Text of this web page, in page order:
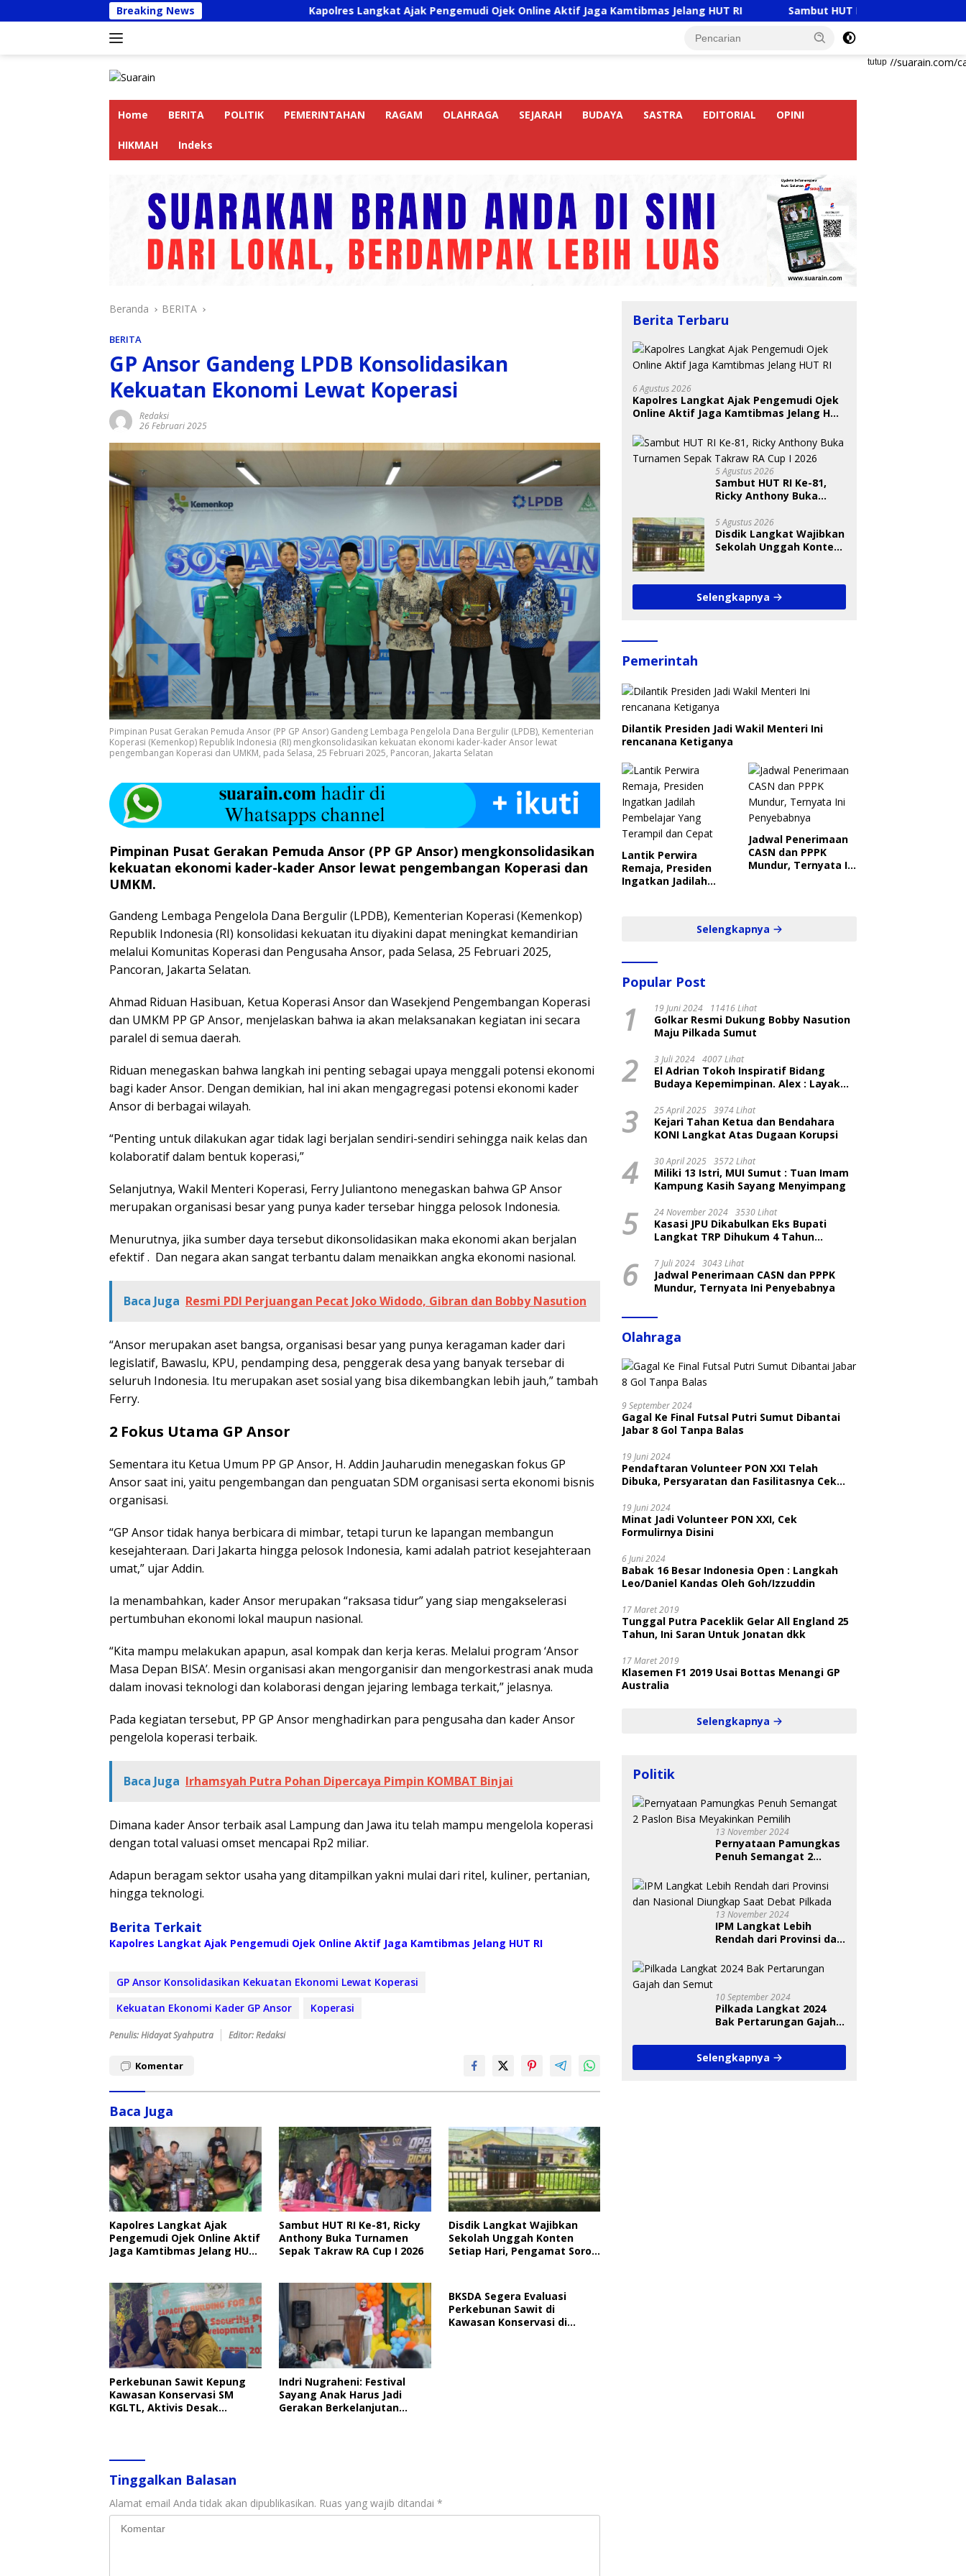
ke
Breaking News Kapolres Langkat Ajak Pengemudi Ojek Online Aktif Jaga Kamtibmas Jelang HUT RI Sambut HUT RI Ke-81, Ricky Anthony Buka
tutup
https://suarain.com/
Home BERITA POLITIK PEMERINTAHAN RAGAM OLAHRAGA SEJARAH BUDAYA SASTRA EDITORIAL OPINI
HIKMAH Indeks
Beranda BERITA
BERITA
GP Ansor Gandeng LPDB Konsolidasikan
Kekuatan Ekonomi Lewat Koperasi
Redaksi
26 Februari 2025
Pimpinan Pusat Gerakan Pemuda Ansor (PP GP Ansor) Gandeng Lembaga Pengelola Dana Bergulir (LPDB), Kementerian
Koperasi (Kemenkop) Republik Indonesia (RI) mengkonsolidasikan kekuatan ekonomi kader-kader Ansor lewat
pengembangan Koperasi dan UMKM, pada Selasa, 25 Februari 2025, Pancoran, Jakarta Selatan
Pimpinan Pusat Gerakan Pemuda Ansor (PP GP Ansor) mengkonsolidasikan
kekuatan ekonomi kader-kader Ansor lewat pengembangan Koperasi dan
UMKM.
Gandeng Lembaga Pengelola Dana Bergulir (LPDB), Kementerian Koperasi (Kemenkop)
Republik Indonesia (RI) konsolidasi kekuatan itu diyakini dapat meningkat kemandirian
melalui Komunitas Koperasi dan Pengusaha Ansor, pada Selasa, 25 Februari 2025,
Pancoran, Jakarta Selatan.
Ahmad Riduan Hasibuan, Ketua Koperasi Ansor dan Wasekjend Pengembangan Koperasi
dan UMKM PP GP Ansor, menjelaskan bahwa ia akan melaksanakan kegiatan ini secara
paralel di semua daerah.
Riduan menegaskan bahwa langkah ini penting sebagai upaya menggali potensi ekonomi
bagi kader Ansor. Dengan demikian, hal ini akan mengagregasi potensi ekonomi kader
Ansor di berbagai wilayah.
“Penting untuk dilakukan agar tidak lagi berjalan sendiri-sendiri sehingga naik kelas dan
kolaboratif dalam bentuk koperasi,”
Selanjutnya, Wakil Menteri Koperasi, Ferry Juliantono menegaskan bahwa GP Ansor
merupakan organisasi besar yang punya kader tersebar hingga pelosok Indonesia.
Menurutnya, jika sumber daya tersebut dikonsolidasikan maka ekonomi akan berjalan
efektif . Dan negara akan sangat terbantu dalam menaikkan angka ekonomi nasional.
Baca Juga Resmi PDI Perjuangan Pecat Joko Widodo, Gibran dan Bobby Nasution
“Ansor merupakan aset bangsa, organisasi besar yang punya keragaman kader dari
legislatif, Bawaslu, KPU, pendamping desa, penggerak desa yang banyak tersebar di
seluruh Indonesia. Itu merupakan aset sosial yang bisa dikembangkan lebih jauh,” tambah
Ferry.
2 Fokus Utama GP Ansor
Sementara itu Ketua Umum PP GP Ansor, H. Addin Jauharudin menegaskan fokus GP
Ansor saat ini, yaitu pengembangan dan penguatan SDM organisasi serta ekonomi bisnis
organisasi.
“GP Ansor tidak hanya berbicara di mimbar, tetapi turun ke lapangan membangun
kesejahteraan. Dari Jakarta hingga pelosok Indonesia, kami adalah patriot kesejahteraan
umat,” ujar Addin.
Ia menambahkan, kader Ansor merupakan “raksasa tidur” yang siap mengakselerasi
pertumbuhan ekonomi lokal maupun nasional.
“Kita mampu melakukan apapun, asal kompak dan kerja keras. Melalui program ‘Ansor
Masa Depan BISA’. Mesin organisasi akan mengorganisir dan mengorkestrasi anak muda
dalam inovasi teknologi dan kolaborasi dengan jejaring lembaga terkait,” jelasnya.
Pada kegiatan tersebut, PP GP Ansor menghadirkan para pengusaha dan kader Ansor
pengelola koperasi terbaik.
Baca Juga Irhamsyah Putra Pohan Dipercaya Pimpin KOMBAT Binjai
Dimana kader Ansor terbaik asal Lampung dan Jawa itu telah mampu mengelola koperasi
dengan total valuasi omset mencapai Rp2 miliar.
Adapun beragam sektor usaha yang ditampilkan yakni mulai dari ritel, kuliner, pertanian,
hingga teknologi.
Berita Terkait
Kapolres Langkat Ajak Pengemudi Ojek Online Aktif Jaga Kamtibmas Jelang HUT RI
GP Ansor Konsolidasikan Kekuatan Ekonomi Lewat Koperasi
Kekuatan Ekonomi Kader GP Ansor
Koperasi
Penulis: Hidayat Syahputra Editor: Redaksi
Komentar
Baca Juga
Kapolres Langkat Ajak
Pengemudi Ojek Online Aktif
Jaga Kamtibmas Jelang HUT
Sambut HUT RI Ke-81, Ricky
Anthony Buka Turnamen
Sepak Takraw RA Cup I 2026
Disdik Langkat Wajibkan
Sekolah Unggah Konten
Setiap Hari, Pengamat Soroti
Perkebunan Sawit Kepung
Kawasan Konservasi SM
KGLTL, Aktivis Desak
Indri Nugraheni: Festival
Sayang Anak Harus Jadi
Gerakan Berkelanjutan
BKSDA Segera Evaluasi
Perkebunan Sawit di
Kawasan Konservasi di
Tinggalkan Balasan
Alamat email Anda tidak akan dipublikasikan. Ruas yang wajib ditandai *
Berita Terbaru
6 Agustus 2026
Kapolres Langkat Ajak Pengemudi Ojek
Online Aktif Jaga Kamtibmas Jelang HUT
5 Agustus 2026
Sambut HUT RI Ke-81,
Ricky Anthony Buka
Takraw RA Cup I 2026
5 Agustus 2026
Disdik Langkat Wajibkan
Sekolah Unggah Konten
Data Anak
Selengkapnya
Pemerintah
Dilantik Presiden Jadi Wakil Menteri Ini
rencanana Ketiganya
Lantik Perwira
Remaja, Presiden
Ingatkan Jadilah
Jadwal Penerimaan
CASN dan PPPK
Mundur, Ternyata Ini
Selengkapnya
Popular Post
1 19 Juni 2024 11416 Lihat
Golkar Resmi Dukung Bobby Nasution
Maju Pilkada Sumut
2 3 Juli 2024 4007 Lihat
El Adrian Tokoh Inspiratif Bidang
Budaya Kepemimpinan. Alex : Layak
3 25 April 2025 3974 Lihat
Kejari Tahan Ketua dan Bendahara
KONI Langkat Atas Dugaan Korupsi
4 30 April 2025 3572 Lihat
Miliki 13 Istri, MUI Sumut : Tuan Imam
Kampung Kasih Sayang Menyimpang
5 24 November 2024 3530 Lihat
Kasasi JPU Dikabulkan Eks Bupati
Langkat TRP Dihukum 4 Tahun
6 7 Juli 2024 3043 Lihat
Jadwal Penerimaan CASN dan PPPK
Mundur, Ternyata Ini Penyebabnya
Olahraga
9 September 2024
Gagal Ke Final Futsal Putri Sumut Dibantai
Jabar 8 Gol Tanpa Balas
19 Juni 2024
Pendaftaran Volunteer PON XXI Telah
Dibuka, Persyaratan dan Fasilitasnya Cek
19 Juni 2024
Minat Jadi Volunteer PON XXI, Cek
Formulirnya Disini
6 Juni 2024
Babak 16 Besar Indonesia Open : Langkah
Leo/Daniel Kandas Oleh Goh/Izzuddin
17 Maret 2019
Tunggal Putra Paceklik Gelar All England 25
Tahun, Ini Saran Untuk Jonatan dkk
17 Maret 2019
Klasemen F1 2019 Usai Bottas Menangi GP
Australia
Selengkapnya
Politik
13 November 2024
Pernyataan Pamungkas
Penuh Semangat 2
Pemilih
13 November 2024
IPM Langkat Lebih
Rendah dari Provinsi dan
Debat Pilkada
10 September 2024
Pilkada Langkat 2024
Bak Pertarungan Gajah
Selengkapnya